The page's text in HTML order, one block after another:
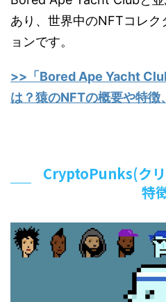
あり、世界中のNFTコレ
ョンです。
>>「Bored Ape Yacht
は？猿のNFTの概要や特徴
CryptoPunks(ク
特